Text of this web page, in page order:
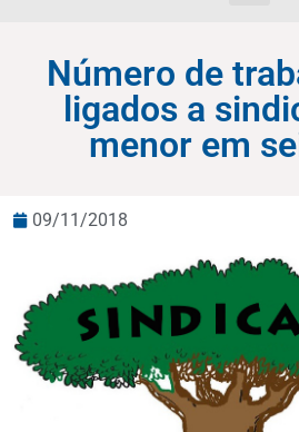
Número de
ligados a
menor em
09/11/2018